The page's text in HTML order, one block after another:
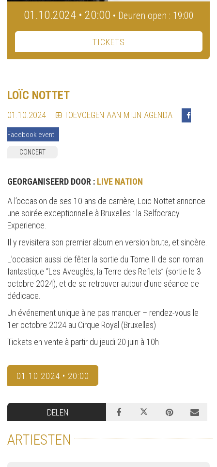
01.10.2024 • 20:00 • Deuren open : 19:00
TICKETS
LOÏC NOTTET
01.10.2024 TOEVOEGEN AAN MIJN AGENDA
Facebook event
CONCERT
GEORGANISEERD DOOR : LIVE NATION
A l’occasion de ses 10 ans de carrière, Loïc Nottet annonce
une soirée exceptionnelle à Bruxelles : la Selfocracy
Experience.
Il y revisitera son premier album en version brute, et sincère.
L’occasion aussi de fêter la sortie du Tome II de son roman
fantastique “Les Aveuglés, la Terre des Reflets” (sortie le 3
octobre 2024), et de se retrouver autour d’une séance de
dédicace.
Un événement unique à ne pas manquer – rendez-vous le
1er octobre 2024 au Cirque Royal (Bruxelles)
Tickets en vente à partir du jeudi 20 juin à 10h
01.10.2024 • 20:00
DELEN
ARTIESTEN